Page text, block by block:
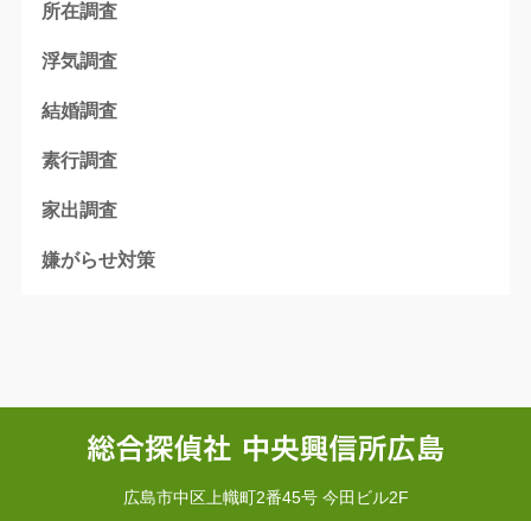
所在調査
浮気調査
結婚調査
素行調査
家出調査
嫌がらせ対策
広島市中区上幟町2番45号 今田ビル2F